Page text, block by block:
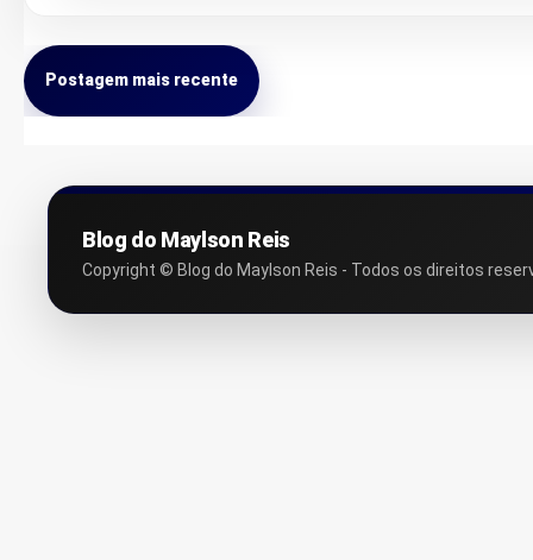
Postagem mais recente
Blog do Maylson Reis
Copyright © Blog do Maylson Reis - Todos os direitos